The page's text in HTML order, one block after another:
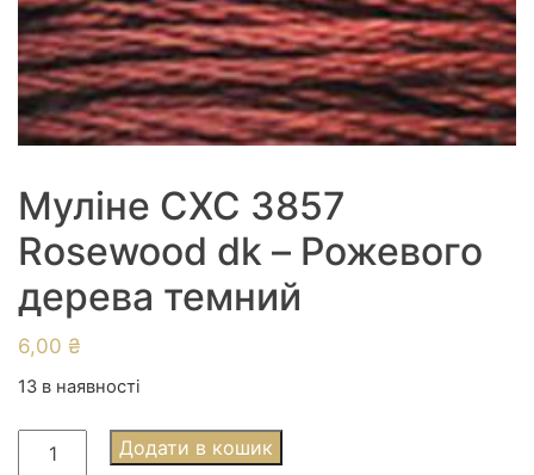
Муліне СХС 3857
Rosewood dk – Рожевого
дерева темний
6,00 ₴
13 в наявності
Муліне
Додати в кошик